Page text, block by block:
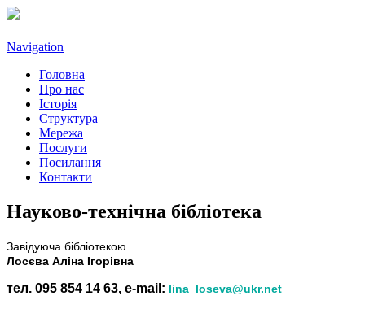
Navigation
Головна
Про нас
Історія
Структура
Мережа
Послуги
Посилання
Контакти
Науково-технічна бібліотека
Завідуюча бібліотекою
Лосєва Аліна Ігорівна
тел. 095 854 14 63, e-mail: lina_loseva@ukr.net